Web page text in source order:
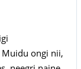
ongi nii,